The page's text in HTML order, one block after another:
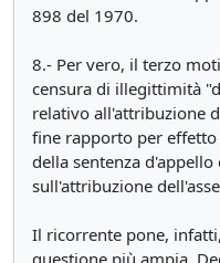
898 del 1970.
8.- Per vero, il terzo
censura di illegittimità
relativo all'attribuzione
fine rapporto per
della sentenza
sull'attribuzione
Il ricorrente pone,
questione più ampia.